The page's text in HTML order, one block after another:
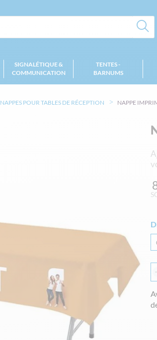
SIGNALÉTIQUE &
COMMUNICATION
TENTES -
BARNUMS
NAPPES POUR TABLES DE RÉCEPTION NAPPE